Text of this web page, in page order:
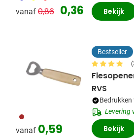
vanaf Normale prijs
0,86 Speciale prijs
0,36 Bekijk
011
vanaf 0,59
Bestseller
RVS
Levering
Bekijk